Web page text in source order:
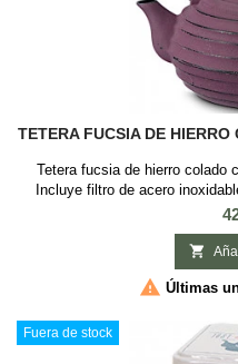
TETERA FUCSIA DE
Tetera fucsia de hierro colado
Incluye filtro de acero
700ml Color: Fucsia

 Últimas
Fuera de stock